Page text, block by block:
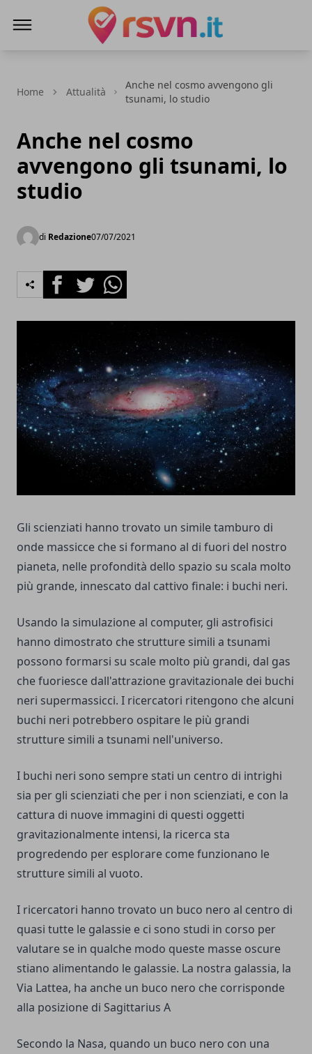
Home Attualità
Anche nel cosmo avvengono gli
tsunami, lo studio
Anche nel cosmo
avvengono gli tsunami, lo
studio
di Redazione07/07/2021
FacebookTwitterWhatsapp
Gli scienziati hanno trovato un simile tamburo di
onde massicce che si formano al di fuori del nostro
pianeta, nelle profondità dello spazio su scala molto
più grande, innescato dal cattivo finale: i buchi neri.
Usando la simulazione al computer, gli astrofisici
hanno dimostrato che strutture simili a tsunami
possono formarsi su scale molto più grandi, dal gas
che fuoriesce dall'attrazione gravitazionale dei buchi
neri supermassicci. I ricercatori ritengono che alcuni
buchi neri potrebbero ospitare le più grandi
strutture simili a tsunami nell'universo.
I buchi neri sono sempre stati un centro di intrighi
sia per gli scienziati che per i non scienziati, e con la
cattura di nuove immagini di questi oggetti
gravitazionalmente intensi, la ricerca sta
progredendo per esplorare come funzionano le
strutture simili al vuoto.
I ricercatori hanno trovato un buco nero al centro di
quasi tutte le galassie e ci sono studi in corso per
valutare se in qualche modo queste masse oscure
stiano alimentando le galassie. La nostra galassia, la
Via Lattea, ha anche un buco nero che corrisponde
alla posizione di Sagittarius A
Secondo la Nasa, quando un buco nero con una